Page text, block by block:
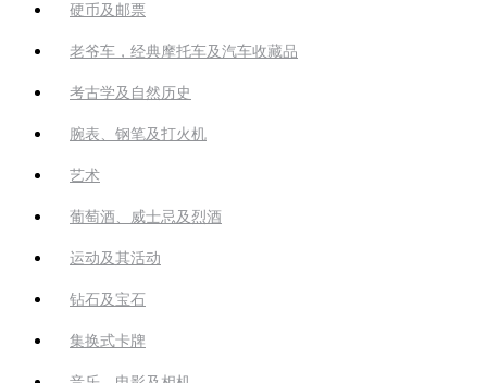
硬币及邮票
老爷车，经典摩托车及汽车收藏品
考古学及自然历史
腕表、钢笔及打火机
艺术
葡萄酒、威士忌及烈酒
运动及其活动
钻石及宝石
集换式卡牌